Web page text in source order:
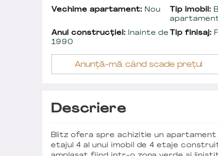
Vechime apartament: Nou Tip imobil:
Anul construcției: Inainte de
1990
Tip finisaj:
Anunță-mă când scade prețul
Descriere
Blitz ofera spre achizitie un
etajul 4 al unui imobil de 4 etaje